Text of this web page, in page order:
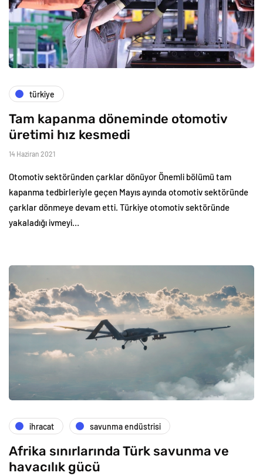
türkiye
Tam kapanma döneminde otomotiv
üretimi hız kesmedi
14 Haziran 2021
Otomotiv sektöründen çarklar dönüyor Önemli bölümü tam
kapanma tedbirleriyle geçen Mayıs ayında otomotiv sektöründe
çarklar dönmeye devam etti. Türkiye otomotiv sektöründe
yakaladığı ivmeyi…
i̇hracat savunma endüstrisi
Afrika sınırlarında Türk savunma ve
havacılık gücü